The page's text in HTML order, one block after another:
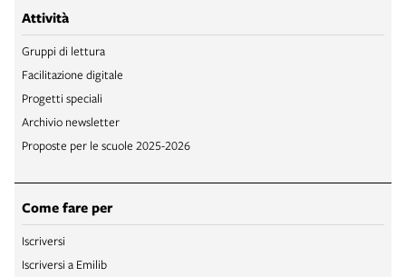
Attività
Gruppi di lettura
Facilitazione digitale
Progetti speciali
Archivio newsletter
Proposte per le scuole 2025-2026
Come fare per
Iscriversi
Iscriversi a Emilib